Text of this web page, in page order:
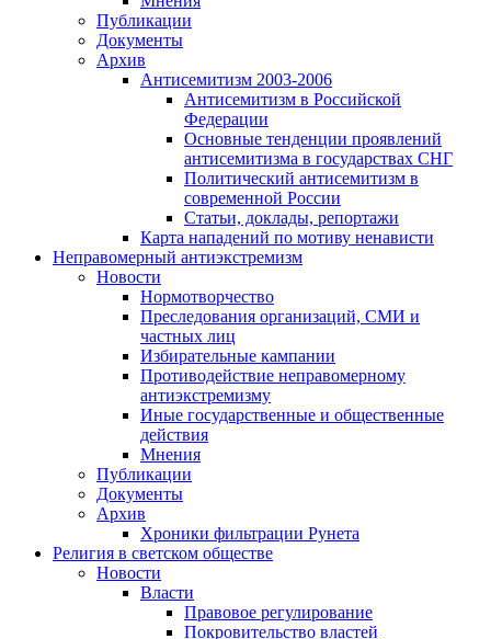
Публикации
Документы
Архив
Антисемитизм 2003-2006
Антисемитизм в Российской
Федерации
Основные тенденции проявлений
антисемитизма в государствах СНГ
Политический антисемитизм в
современной России
Статьи, доклады, репортажи
Карта нападений по мотиву ненависти
Неправомерный антиэкстремизм
Новости
Нормотворчество
Преследования организаций, СМИ и
частных лиц
Избирательные кампании
Противодействие неправомерному
антиэкстремизму
Иные государственные и общественные
действия
Мнения
Публикации
Документы
Архив
Хроники фильтрации Рунета
Религия в светском обществе
Новости
Власти
Правовое регулирование
Покровительство властей